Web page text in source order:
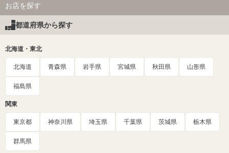
お店を探す
都道府県から探す
北海道・東北
北海道 青森県 岩手県 宮城県 秋田県 山形県
福島県
関東
東京都 神奈川県 埼玉県 千葉県 茨城県 栃木県
群馬県